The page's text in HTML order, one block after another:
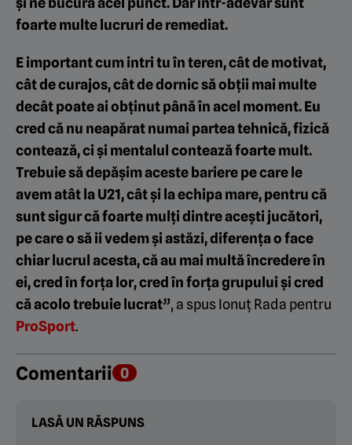
foarte multe lucruri de remediat.
E important cum intri tu în teren, cât de motivat,
cât de curajos, cât de dornic să obții mai multe
decât poate ai obținut până în acel moment. Eu
cred că nu neapărat numai partea tehnică, fizică
contează, ci și mentalul contează foarte mult.
Trebuie să depășim aceste bariere pe care le
avem atât la U21, cât și la echipa mare, pentru că
sunt sigur că foarte mulți dintre acești jucători,
pe care o să ii vedem și astăzi, diferența o face
chiar lucrul acesta, că au mai multă încredere în
ei, cred în forța lor, cred în forța grupului și cred
că acolo trebuie lucrat”, a spus Ionuț Rada pentru
ProSport.
Comentarii 0
LASĂ UN RĂSPUNS